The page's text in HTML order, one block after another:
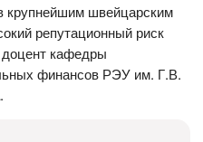
крупнейшим швейцарским
репутационный риск
доцент кафедры
финансов РЭУ им. Г.В.
.